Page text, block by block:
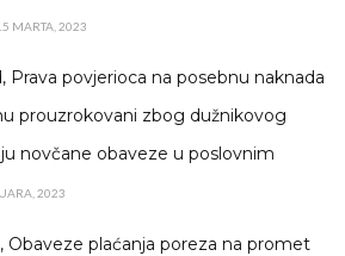
MARTA, 2023
Prava povjerioca na posebnu naknada
prouzrokovani zbog dužnikovog
novčane obaveze u poslovnim
2023
Obaveze plaćanja poreza na promet